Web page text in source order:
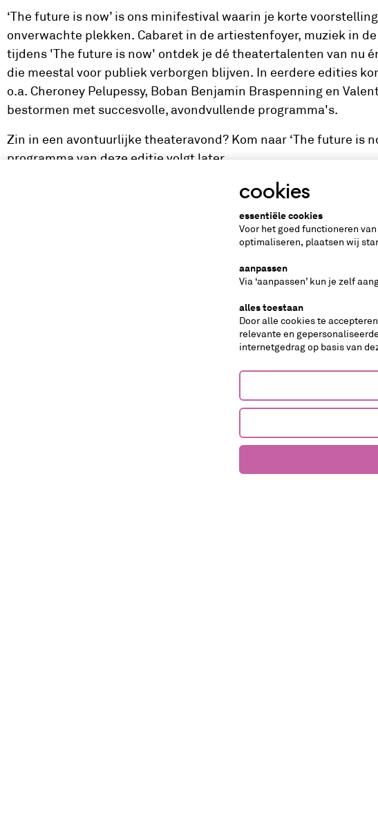
‘The future is now’ is ons minifestival waarin je korte
onverwachte plekken. Cabaret in de artiestenfoyer, muziek in
tijdens 'The future is now' ontdek je dé theatertalenten van nu
die meestal voor publiek verborgen blijven. In eerdere edities
o.a. Cheroney Pelupessy, Boban Benjamin Braspenning en
bestormen met succesvolle, avondvullende programma's.
Zin in een avontuurlijke theateravond? Kom naar ‘The future is
programma van deze editie volgt later.
cookies
essentiële cookies
Voor het goed functioneren
optimaliseren, plaatsen wij
aanpassen
Via ‘aanpassen’ kun je zelf
alles toestaan
Door alle cookies te
relevante en
internetgedrag op basis van